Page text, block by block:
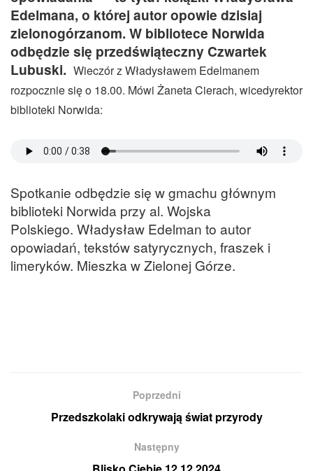
Edelmana, o której autor opowie dzisiaj
zielonogórzanom. W bibliotece Norwida
odbędzie się przedświąteczny Czwartek
Lubuski. Wieczór z Władysławem Edelmanem
rozpocznie się o 18.00. Mówi Żaneta Cierach, wicedyrektor
biblioteki Norwida:
Spotkanie odbędzie się w gmachu głównym
biblioteki Norwida przy al. Wojska
Polskiego. Władysław Edelman to autor
opowiadań, tekstów satyrycznych, fraszek i
limeryków. Mieszka w Zielonej Górze.
Poprzedni
Przedszkolaki odkrywają świat przyrody
Następny